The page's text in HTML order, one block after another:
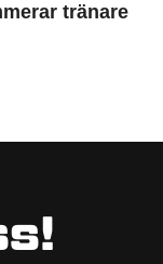
tränare